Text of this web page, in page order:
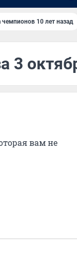
чемпионов 10 лет назад
3
вам не